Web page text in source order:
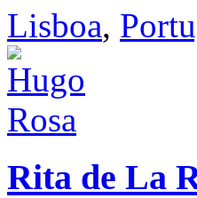
Lisboa,
Rita de La